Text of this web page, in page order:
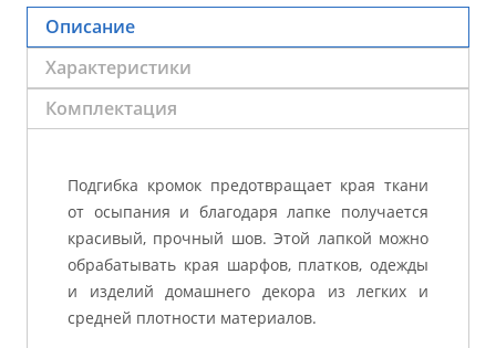
Описание
Характеристики
Комплектация
Подгибка кромок предотвращает края ткани
от осыпания и благодаря лапке получается
красивый, прочный шов. Этой лапкой можно
обрабатывать края шарфов, платков, одежды
и изделий домашнего декора из легких и
средней плотности материалов.